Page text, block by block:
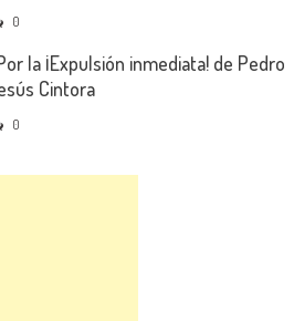
0
la ¡Expulsión inmediata! de Pedro
Cintora
0